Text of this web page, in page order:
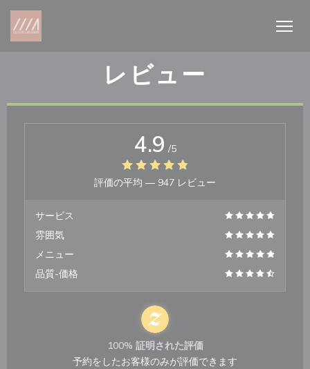
クッキー利用の管理について
レビュー
4.9 /5
評価の平均 — 947 レビュー
サービス
雰囲気
メニュー
品質-価格
100% 証明された評価
予約をしたお客様のみが評価できます